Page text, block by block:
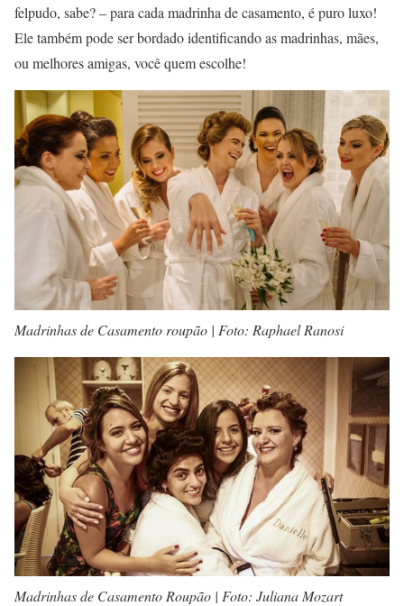
felpudo, sabe? – para cada madrinha de casamento, é puro luxo!
Ele também pode ser bordado identificando as madrinhas, mães,
ou melhores amigas, você quem escolhe!
Madrinhas de Casamento roupão | Foto: Raphael Ranosi
Madrinhas de Casamento Roupão | Foto: Juliana Mozart